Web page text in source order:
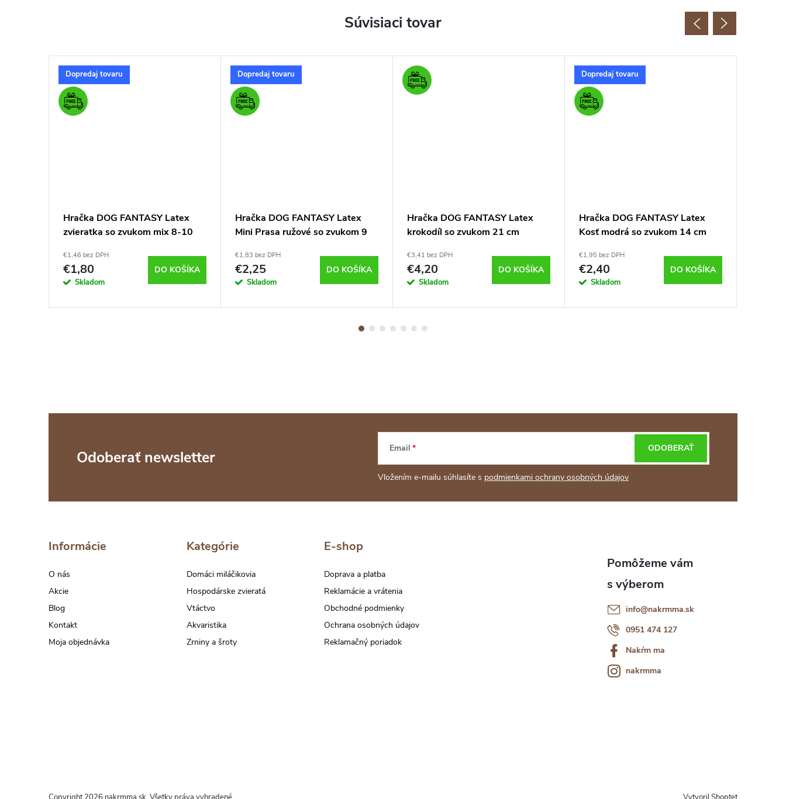
Súvisiaci tovar
Dopredaj tovaru
Hračka DOG FANTASY Latex
zvieratka so zvukom mix 8-10
€1,46 bez DPH
€1,80
Skladom
DO KOŠÍKA
Dopredaj tovaru
Hračka DOG FANTASY Latex
Mini Prasa ružové so zvukom 9
€1,83 bez DPH
€2,25
Skladom
DO KOŠÍKA
Hračka DOG FANTASY Latex
krokodíl so zvukom 21 cm
€3,41 bez DPH
€4,20
Skladom
DO KOŠÍKA
Dopredaj tovaru
Hračka DOG FANTASY Latex
Kosť modrá so zvukom 14 cm
€1,95 bez DPH
€2,40
Skladom
DO KOŠÍKA
Odoberať newsletter Email
Vložením e-mailu súhlasíte s podmienkami ochrany osobných údajov
ODOBERAŤ
Informácie
O nás
Akcie
Blog
Kontakt
Moja objednávka
Kategórie
Domáci miláčikovia
Hospodárske zvieratá
Vtáctvo
Akvaristika
Zrniny a šroty
E-shop
Doprava a platba
Reklamácie a vrátenia
Obchodné podmienky
Ochrana osobných údajov
Reklamačný poriadok
info@nakrmma.sk
0951 474 127
Nakŕm ma
nakrmma